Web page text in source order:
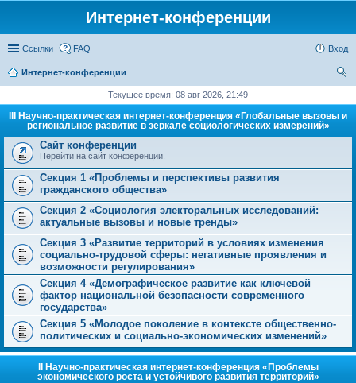
Интернет-конференции
Ссылки FAQ Вход
Интернет-конференции
Текущее время: 08 авг 2026, 21:49
III Научно-практическая интернет-конференция «Глобальные вызовы и
региональное развитие в зеркале социологических измерений»
Сайт конференции
Перейти на сайт конференции.
Секция 1 «Проблемы и перспективы развития
гражданского общества»
Секция 2 «Социология электоральных исследований:
актуальные вызовы и новые тренды»
Секция 3 «Развитие территорий в условиях изменения
социально-трудовой сферы: негативные проявления и
возможности регулирования»
Секция 4 «Демографическое развитие как ключевой
фактор национальной безопасности современного
государства»
Секция 5 «Молодое поколение в контексте общественно-
политических и социально-экономических изменений»
II Научно-практическая интернет-конференция «Проблемы
экономического роста и устойчивого развития территорий»